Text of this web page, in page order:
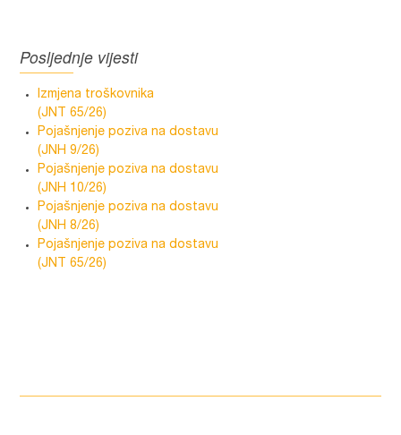
Posljednje vijesti
Izmjena troškovnika
(JNT 65/26)
Pojašnjenje poziva na dostavu
(JNH 9/26)
Pojašnjenje poziva na dostavu
(JNH 10/26)
Pojašnjenje poziva na dostavu
(JNH 8/26)
Pojašnjenje poziva na dostavu
(JNT 65/26)